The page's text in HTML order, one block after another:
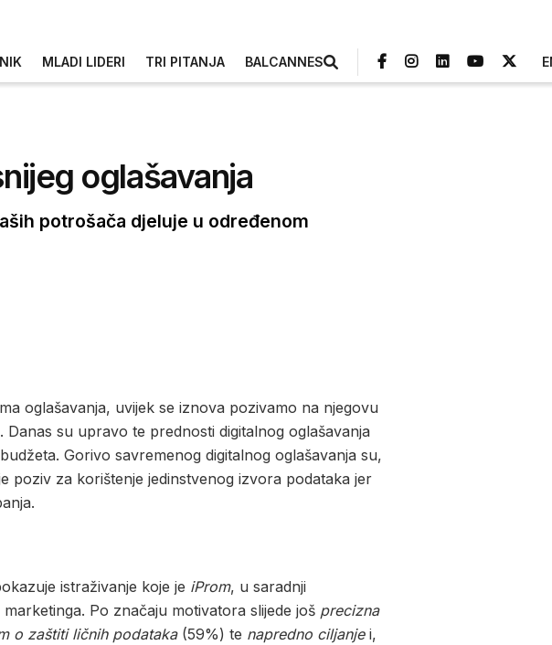
MLADI LIDERI TRI PITANJA BALCANNES
oglašavanja
potrošača djeluje u određenom
oglašavanja, uvijek se iznova pozivamo na njegovu
su upravo te prednosti digitalnog oglašavanja
Gorivo savremenog digitalnog oglašavanja su,
poziv za korištenje jedinstvenog izvora podataka jer
istraživanje koje je iProm, u saradnji
Po značaju motivatora slijede još precizna
o zaštiti ličnih podataka(59%) te napredno ciljanjei,